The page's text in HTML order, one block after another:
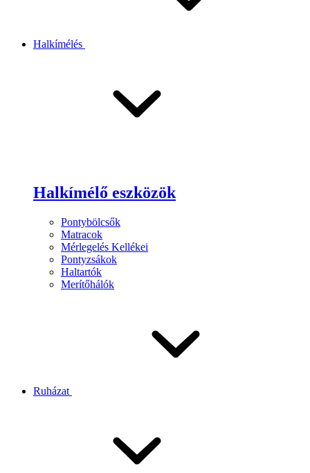
Halkímélés
Halkímélő eszközök
Pontybölcsők
Matracok
Mérlegelés Kellékei
Pontyzsákok
Haltartók
Merítőhálók
Ruházat